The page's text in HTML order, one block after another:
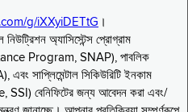
g/iXXyiDETtG ।
নিউট্রিশন অ্যাসিস্টেন্স প্রোগ্রাম
Program, SNAP), পাবলিক
সাপ্লিমেন্টাল সিকিউরিটি ইনকাম
বেনিফিটের জন্য আবেদন করা এবং/